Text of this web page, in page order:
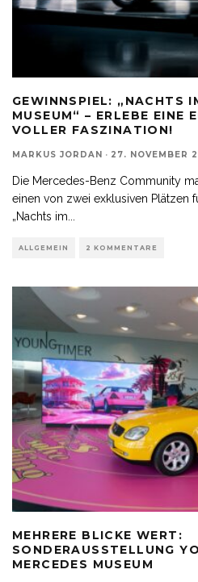
GEWINNSPIEL: „NACHTS
MUSEUM“ – ERLEBE EINE
VOLLER FASZINATION!
MARKUS JORDAN · 27. NOVEMBER
Die Mercedes-Benz Community
einen von zwei exklusiven Plätzen
„Nachts im
ALLGEMEIN 2 KOMMENTARE
MEHRERE BLICKE WERT:
SONDERAUSSTELLUNG
MERCEDES MUSEUM